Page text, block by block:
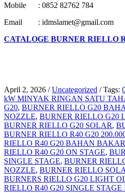
Mobile : 0852 82762 784
Email : idmslamet@gmail.com
CATALOGE BURNER RIELLO
April 2, 2026 / Uncategorized / Tags:
kW MINYAK RINGAN SATU
G20, BURNER RIELLO G20
NOZZLE, BURNER RIELLO G20
BURNER RIELLO G20 SOLAR,
BURNER RIELLO R40 G20
RIELLO R40 G20 BAHAN
RIELLO R40 G20 ON STAGE,
SINGLE STAGE, BURNER
NOZZLE, BURNER RIELLO
BURNERS RIELLO G20 LIGHT
RIELLO R40 G20 SINGLE